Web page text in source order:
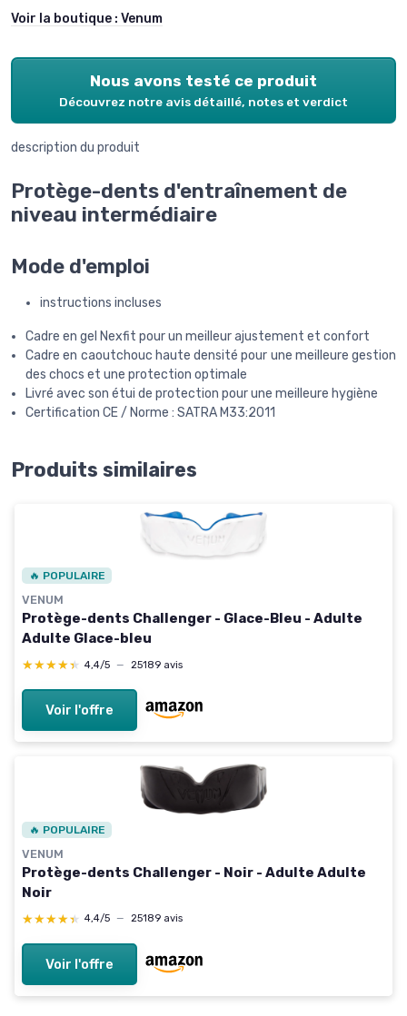
Voir la boutique : Venum
Nous avons testé ce produit
Découvrez notre avis détaillé, notes et verdict
description du produit
Protège-dents d'entraînement de
niveau intermédiaire
Mode d'emploi
instructions incluses
Cadre en gel Nexfit pour un meilleur ajustement et confort
Cadre en caoutchouc haute densité pour une meilleure gestion
des chocs et une protection optimale
Livré avec son étui de protection pour une meilleure hygiène
Certification CE / Norme : SATRA M33:2011
Produits similaires
🔥 POPULAIRE
VENUM
Protège-dents Challenger - Glace-Bleu - Adulte
Adulte Glace-bleu
★★★★★
★★★★★ 4,4/5 — 25189 avis
Voir l'offre
🔥 POPULAIRE
VENUM
Protège-dents Challenger - Noir - Adulte Adulte
Noir
★★★★★
★★★★★ 4,4/5 — 25189 avis
Voir l'offre